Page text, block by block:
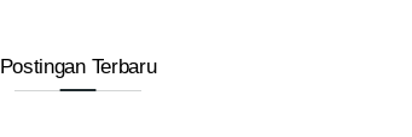
Postingan Terbaru